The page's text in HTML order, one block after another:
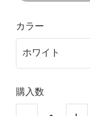
カラー
購入数